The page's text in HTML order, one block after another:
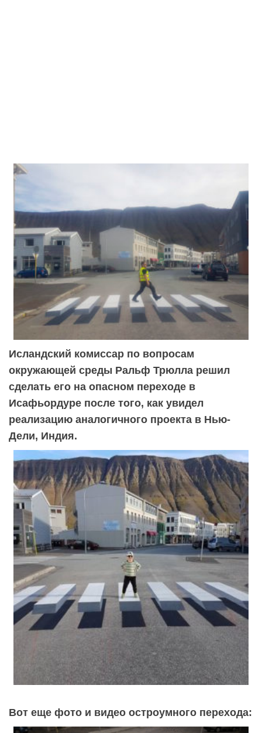
Исландский комиссар по вопросам
окружающей среды Ральф Трюлла решил
сделать его на опасном переходе в
Исафьордуре после того, как увидел
реализацию аналогичного проекта в Нью-
Дели, Индия.
Вот еще фото и видео остроумного перехода: